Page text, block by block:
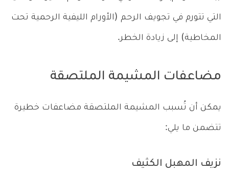
التي تتورم في تجويف الرحم (الأورام الليفية الرحمية تحت
المخاطية) إلى زيادة الخطر.
مضاعفات المشيمة الملتصقة
يمكن أن تُسبب المشيمة الملتصقة مضاعفات خطيرة
تتضمن ما يلي:
نزيف المهبل الكثيف